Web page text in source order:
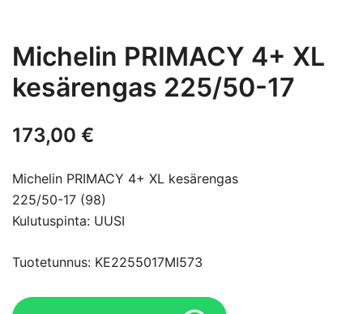
Michelin PRIMACY 4+ XL
kesärengas 225/50-17
173,00 €
Michelin PRIMACY 4+ XL kesärengas
225/50-17 (98)
Kulutuspinta: UUSI
Tuotetunnus: KE2255017MI573